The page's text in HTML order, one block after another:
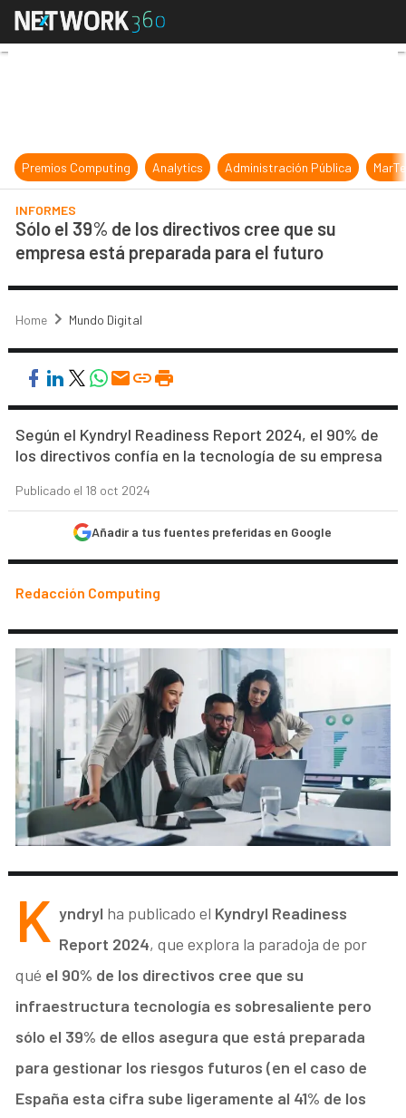
Sólo el 39% de los directivos cree
Premios Computing Analytics Administración Pública
INFORMES
Sólo el 39% de los directivos cree que su
empresa está preparada para el futuro
Home Mundo Digital
Según el Kyndryl Readiness Report 2024, el 90% de
los directivos confía en la tecnología de su empresa
Publicado el 18 oct 2024
Añadir a tus fuentes preferidas en Google
Redacción Computing
K yndryl ha publicado el Kyndryl Readiness
Report 2024, que explora la paradoja de por
qué el 90% de los directivos cree que su
infraestructura tecnología es sobresaliente pero
sólo el 39% de ellos asegura que está preparada
para gestionar los riesgos futuros (en el caso de
España esta cifra sube ligeramente al 41% de los